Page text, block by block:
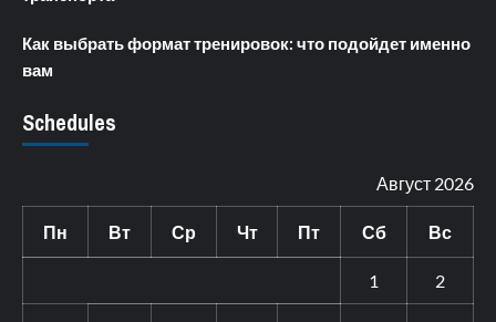
Как выбрать формат тренировок: что подойдет именно
вам
Schedules
Август 2026
Пн Вт Ср Чт Пт Сб Вс
1 2